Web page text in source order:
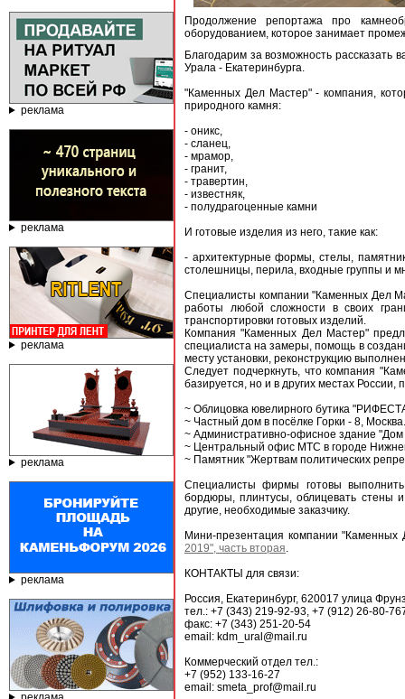
реклама
реклама
реклама
реклама
реклама
Продолжение репортажа про
оборудованием, которое занимает
Благодарим за возможность рассказать
Урала - Екатеринбурга.
"Каменных Дел Мастер" - компания,
природного камня:
- оникс,
- сланец,
- мрамор,
- гранит,
- травертин,
- известняк,
- полудрагоценные камни
И готовые изделия из него, такие как:
- архитектурные формы, стелы,
столешницы, перила, входные группы и
Специалисты компании "Каменных Дел
работы любой сложности в своих
транспортировки готовых изделий.
Компания "Каменных Дел Мастер"
специалиста на замеры, помощь в
месту установки, реконструкцию
Следует подчеркнуть, что компания
базируется, но и в других местах
~ Облицовка ювелирного бутика
~ Частный дом в посёлке Горки - 8, Москва.
~ Административно-офисное здание
~ Центральный офис МТС в городе
~ Памятник "Жертвам политических
Специалисты фирмы готовы
бордюры, плинтусы, облицевать стены
другие, необходимые заказчику.
Мини-презентация компании
2019", часть вторая.
КОНТАКТЫ для связи:
Россия, Екатеринбург, 620017 улица
тел.: +7 (343) 219-92-93, +7 (912) 26-80-
факс: +7 (343) 251-20-54
email: kdm_ural@mail.ru
Коммерческий отдел тел.:
+7 (952) 133-16-27
email: smeta_prof@mail.ru